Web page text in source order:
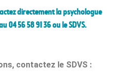
directement la psychologue
04 56 58 91 36ou leSDVS.
contactez le SDVS :